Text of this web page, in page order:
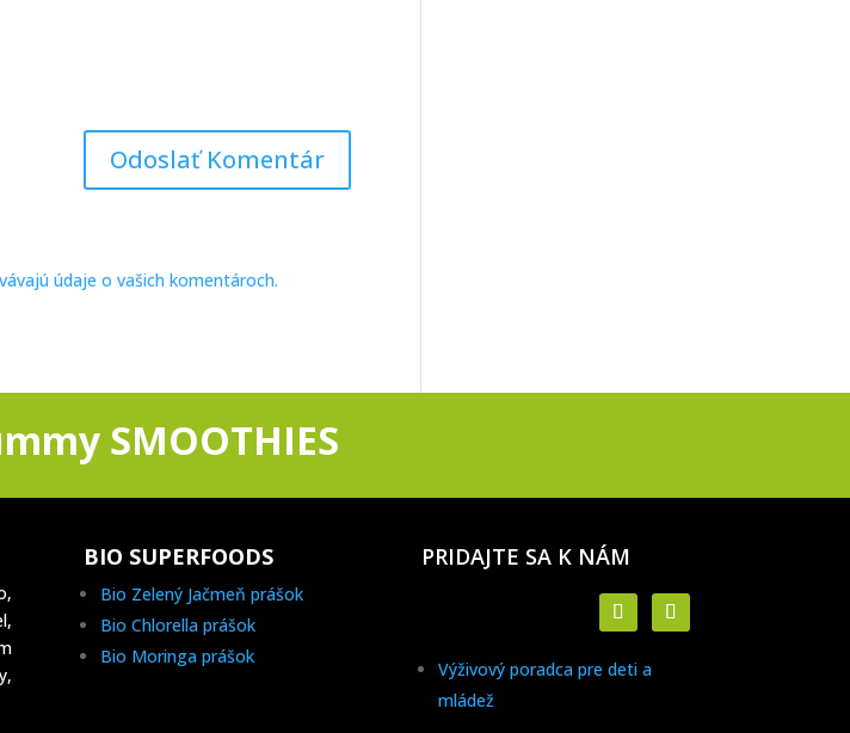
údaje o vašich komentároch.
SMOOTHIES
BIO SUPERFOODS
Bio Zelený Jačmeň prášok
Bio Chlorella prášok
Bio Moringa prášok
PRIDAJTE SA K NÁM
Výživový poradca pre deti a
mládež